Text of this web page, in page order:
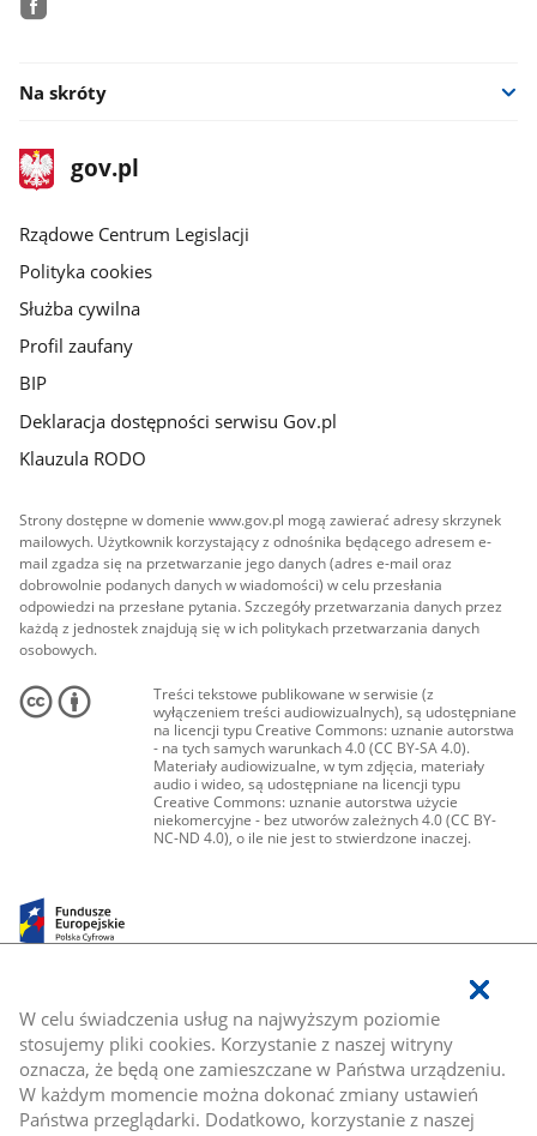
W celu świadczenia usług na najwyższym poziomie
stosujemy pliki cookies. Korzystanie z naszej witryny
oznacza, że będą one zamieszczane w Państwa urządzeniu.
W każdym momencie można dokonać zmiany ustawień
Państwa przeglądarki. Dodatkowo, korzystanie z naszej
Na skróty
stopka
gov.plStrona
gov.pl
Rządowe Centrum Legislacji
Polityka cookies
Służba cywilna
Profil zaufany
BIP
Deklaracja dostępności serwisu Gov.pl
Klauzula RODO
Strony dostępne w domenie www.gov.pl mogą zawierać adresy skrzynek
mailowych. Użytkownik korzystający z odnośnika będącego adresem e-
mail zgadza się na przetwarzanie jego danych (adres e-mail oraz
dobrowolnie podanych danych w wiadomości) w celu przesłania
odpowiedzi na przesłane pytania. Szczegóły przetwarzania danych przez
każdą z jednostek znajdują się w ich politykach przetwarzania danych
osobowych.
Treści tekstowe publikowane w serwisie (z
wyłączeniem treści audiowizualnych), są udostępniane
na licencji typu Creative Commons: uznanie autorstwa
- na tych samych warunkach 4.0 (CC BY-SA 4.0).
Materiały audiowizualne, w tym zdjęcia, materiały
audio i wideo, są udostępniane na licencji typu
Creative Commons: uznanie autorstwa użycie
niekomercyjne - bez utworów zależnych 4.0 (CC BY-
NC-ND 4.0), o ile nie jest to stwierdzone inaczej.